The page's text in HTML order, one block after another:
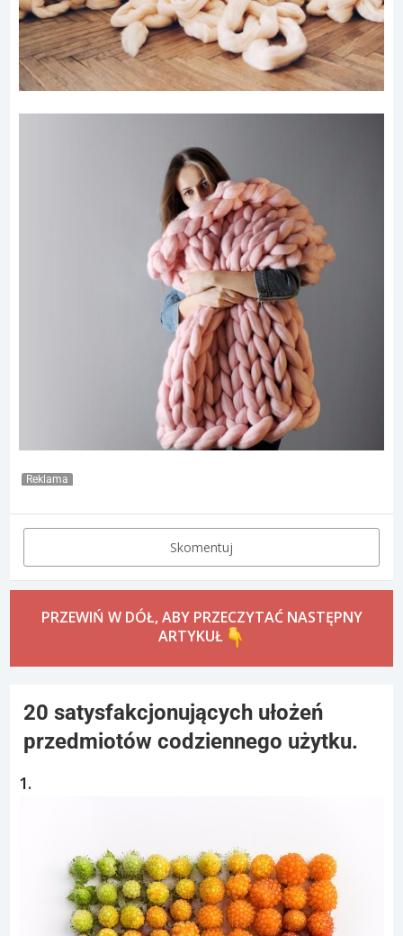
Reklama
Skomentuj
PRZEWIŃ W DÓŁ, ABY PRZECZYTAĆ NASTĘPNY
ARTYKUŁ
20 satysfakcjonujących ułożeń
przedmiotów codziennego użytku.
1.